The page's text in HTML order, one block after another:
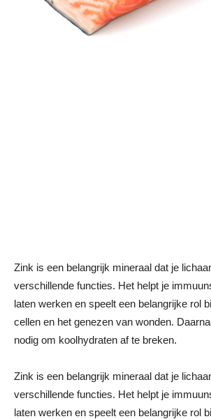
Zink is een belangrijk mineraal dat je
verschillende functies. Het helpt je
laten werken en speelt een belangrijke rol
cellen en het genezen van wonden.
nodig om koolhydraten af te breken.
Zink is een belangrijk mineraal dat je
verschillende functies. Het helpt je
laten werken en speelt een belangrijke rol